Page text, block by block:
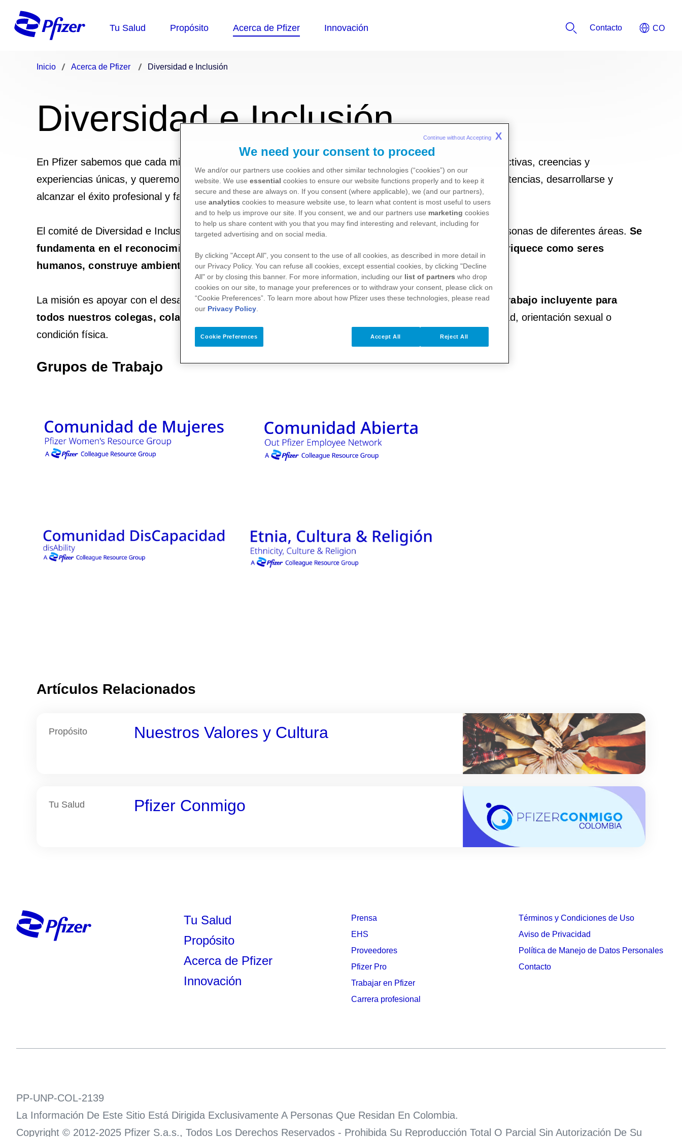
Contacto
Inicio Acerca de Pfizer Diversidad e Inclusión
Diversidad e Inclusión
En Pfizer sabemos que cada miembro de la organización se distingue por talentos, capacidades, perspectivas, creencias y
experiencias únicas, y queremos que en la compañía encuentren la oportunidad de potenciar sus competencias, desarrollarse y
alcanzar el éxito profesional y familiar.
El comité de Diversidad e Inclusión de Pfizer Colombia es un grupo local de colegas conformado por personas de diferentes áreas. Se
fundamenta en el reconocimiento de que la diversidad de pensamientos y perspectivas nos enriquece como seres
humanos, construye ambientes de trabajo agradables y favorece el éxito de los negocios.
La misión es apoyar con el desarrollo de iniciativas localesque contribuyan a crear un ambiente de trabajo incluyente para
todos nuestros colegas, colaboradores y aliados
, sin que importe el género, raza, edad, nacionalidad, orientación sexual o
condición física.
Grupos de Trabajo
Artículos Relacionados
Propósito Nuestros Valores y Cultura
Tu Salud Pfizer Conmigo
Tu Salud
Propósito
Acerca de Pfizer
Innovación
Prensa
EHS
Proveedores
Pfizer Pro
Trabajar en Pfizer
Carrera profesional
Términos y Condiciones de Uso
Aviso de Privacidad
Política de Manejo de Datos Personales
Contacto
PP-UNP-COL-2139
La Información De Este Sitio Está Dirigida Exclusivamente A Personas Que Residan En Colombia.
Copyright © 2012-2025 Pfizer S.a.s., Todos Los Derechos Reservados - Prohibida Su Reproducción Total O Parcial Sin Autorización De Su
We need your consent to proceed
We and/or our partners use cookies and other similar technologies (“cookies”) on our
website. We use essential cookies to ensure our website functions properly and to keep it
secure and these are always on. If you consent (where applicable), we (and our partners),
use analytics cookies to measure website use, to learn what content is most useful to users
and to help us improve our site. If you consent, we and our partners use marketing cookies
to help us share content with you that you may find interesting and relevant, including for
targeted advertising and on social media.
By clicking "Accept All", you consent to the use of all cookies, as described in more detail in
our Privacy Policy. You can refuse all cookies, except essential cookies, by clicking "Decline
All" or by closing this banner. For more information, including our list of partners who drop
cookies on our site, to manage your preferences or to withdraw your consent, please click on
“Cookie Preferences”. To learn more about how Pfizer uses these technologies, please read
our Privacy Policy
Cookie Preferences Reject All
Accept All
Continue without Accepting X